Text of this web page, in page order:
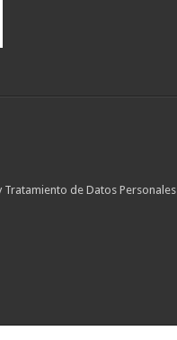
Tratamiento de Datos Personales